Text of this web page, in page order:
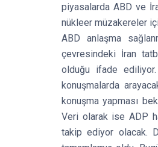
piyasalarda ABD ve
nükleer müzakereler
ABD anlaşma
çevresindeki İran
olduğu ifade
konuşmalarda
konuşma yapması
Veri olarak ise ADP
takip ediyor olacak.